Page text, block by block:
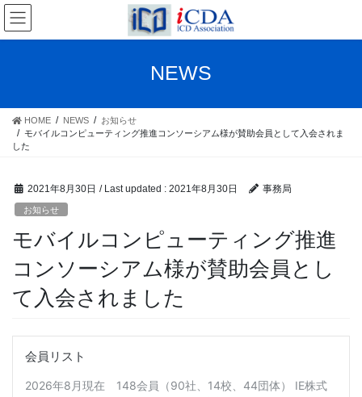
Skip
the
Skip
the
NEWS
HOME NEWS
お知らせ
モバイルコンピューティング推進コンソーシアム様が賛助会員として入会されま
した
2021年8月30日 / Last updated : 2021年8月30日 事務局
お知らせ
モバイルコンピューティング推進
コンソーシアム様が賛助会員とし
て入会されました